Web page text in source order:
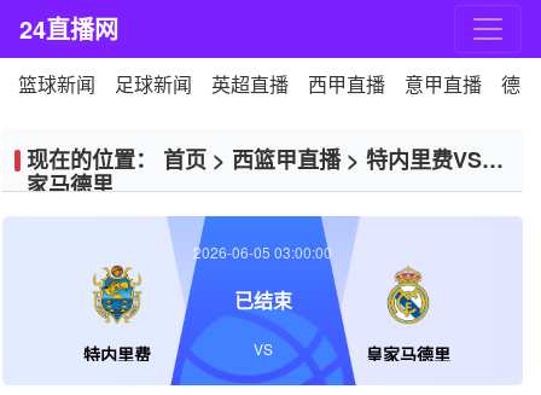
24直播网
篮球新闻 足球新闻 英超直播 西甲直播 意甲直播 德
现在的位置： 首页 > 西篮甲直播> 特内里费VS皇
家马德里
特内里费 皇家马德里
2026-06-05 03:00:00
已结束
VS